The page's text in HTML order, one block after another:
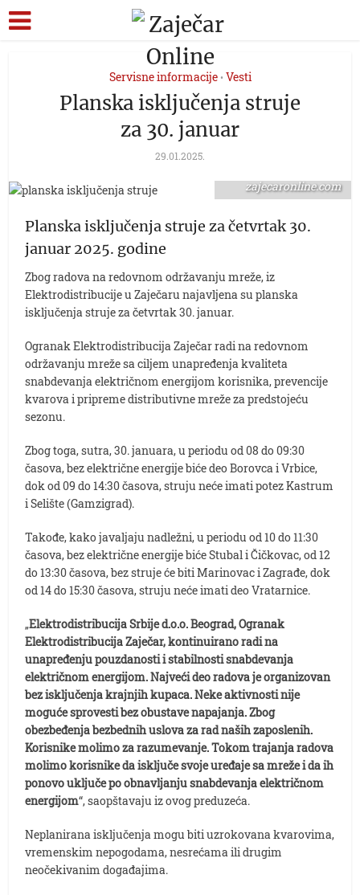
Servisne informacije • Vesti
Planska isključenja struje
za 30. januar
29.01.2025.
zajecaronline.com
Planska isključenja struje za četvrtak 30.
januar 2025. godine
Zbog radova na redovnom održavanju mreže, iz
Elektrodistribucije u Zaječaru najavljena su planska
isključenja struje za četvrtak 30. januar.
Ogranak Elektrodistribucija Zaječar radi na redovnom
održavanju mreže sa ciljem unapređenja kvaliteta
snabdevanja električnom energijom korisnika, prevencije
kvarova i pripreme distributivne mreže za predstojeću
sezonu.
Zbog toga, sutra, 30. januara, u periodu od 08 do 09:30
časova, bez električne energije biće deo Borovca i Vrbice,
dok od 09 do 14:30 časova, struju neće imati potez Kastrum
i Selište (Gamzigrad).
Takođe, kako javaljaju nadležni, u periodu od 10 do 11:30
časova, bez električne energije biće Stubal i Čičkovac, od 12
do 13:30 časova, bez struje će biti Marinovac i Zagrađe, dok
od 14 do 15:30 časova, struju neće imati deo Vratarnice.
„Elektrodistribucija Srbije d.o.o. Beograd, Ogranak
Elektrodistribucija Zaječar, kontinuirano radi na
unapređenju pouzdanosti i stabilnosti snabdevanja
električnom energijom. Najveći deo radova je organizovan
bez isključenja krajnjih kupaca. Neke aktivnosti nije
moguće sprovesti bez obustave napajanja. Zbog
obezbeđenja bezbednih uslova za rad naših zaposlenih.
Korisnike molimo za razumevanje. Tokom trajanja radova
molimo korisnike da isključe svoje uređaje sa mreže i da ih
ponovo uključe po obnavljanju snabdevanja električnom
energijom“, saopštavaju iz ovog preduzeća.
Neplanirana isključenja mogu biti uzrokovana kvarovima,
vremenskim nepogodama, nesrećama ili drugim
neočekivanim događajima.